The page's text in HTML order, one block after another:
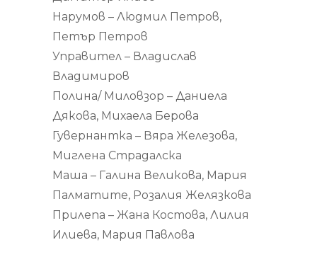
Нарумов – Людмил Петров,
Петър Петров
Управител – Владислав
Владимиров
Полина/ Миловзор – Даниела
Дякова, Михаела Берова
Гувернантка – Вяра Железова,
Миглена Страдалска
Маша – Галина Великова, Мария
Палматите, Розалия Желязкова
Прилепа – Жана Костова, Лилия
Илиева, Мария Павлова